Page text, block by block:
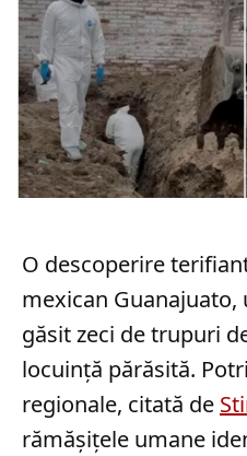
O descoperire
mexican
găsit zeci de trupuri
locuință părăsită.
regionale, citată de
rămășițele umane